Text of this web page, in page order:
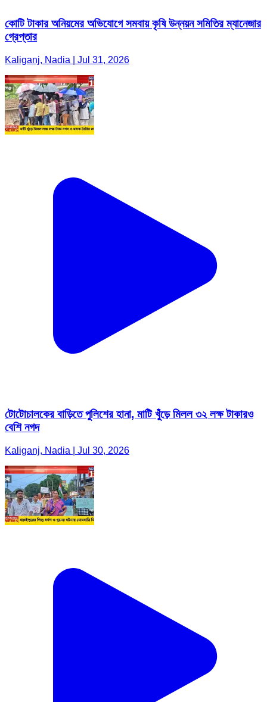
কোটি টাকার অনিয়মের অভিযোগে সমবায় কৃষি উন্নয়ন সমিতির ম্যানেজার
গ্রেপ্তার
Kaliganj, Nadia | Jul 31, 2026
টোটোচালকের বাড়িতে পুলিশের হানা, মাটি খুঁড়ে মিলল ৩২ লক্ষ টাকারও
বেশি নগদ
Kaliganj, Nadia | Jul 30, 2026